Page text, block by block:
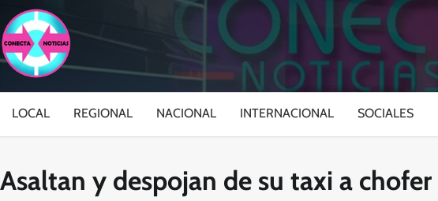
to
content
LOCAL REGIONAL NACIONAL INTERNACIONAL SOCIALES
Asaltan y despojan de su taxi a